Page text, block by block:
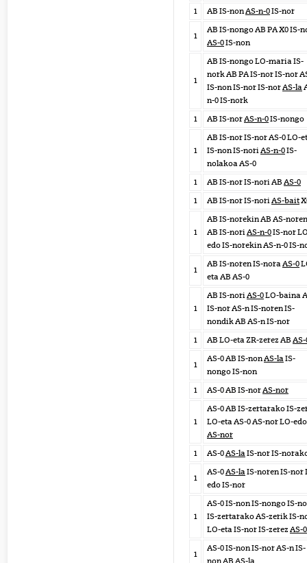
1
AB IS-nonAS-n-0IS-nor
1
AB IS-nongo AB PA X0 IS-
AS-0IS-non
1
AB IS-nongo LO-maria IS-
nork AB PA IS-nor IS-nor
IS-non IS-nor IS-norAS-la
n-0 IS-nork
1
AB IS-norAS-n-0IS-nongo
1
AB IS-nor IS-nor AS-0 LO-
IS-non IS-noriAS-n-0IS-
nolakoa AS-0
1
AB IS-nor IS-nori AB AS-0
1
AB IS-nor IS-noriAS-bait
1
AB IS-norekin AB AS-noren
AB IS-noriAS-n-0IS-nor
edo IS-norekin AS-n-0 IS-
1
AB IS-noren IS-noraAS-0
eta AB AS-0
1
AB IS-noriAS-0LO-baina
IS-nor AS-n IS-noren IS-
nondik AB AS-n IS-nor
1
AB LO-eta ZR-zerez AB AS-
1
AS-0 AB IS-nonAS-laIS-
nongo IS-non
1
AS-0 AB IS-norAS-nor
1
AS-0 AB IS-zertarako IS-
LO-eta AS-0 AS-nor LO-edo
AS-nor
1
AS-0AS-laIS-nor IS-
1
AS-0AS-laIS-noren IS-nor
edo IS-nor
1
AS-0 IS-non IS-nongo IS-
IS-zertarako AS-zerik IS-
LO-eta IS-nor IS-zerez AS-0
1
AS-0 IS-non IS-nor AS-n IS-
non AB AS-la